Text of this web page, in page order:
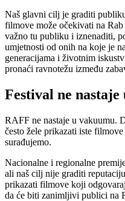
Naš glavni cilj je graditi
filmove može očekivati na
važno tu publiku i iznenaditi,
umjetnosti od onih na koje je
generacijama i životnim
pronaći ravnotežu između
Festival ne nastaje
RAFF ne nastaje u vakuumu.
često žele prikazati iste
surađujemo.
Nacionalne i regionalne
ali naš cilj nije graditi
prikazati filmove koji
da će biti zanimljivi publici na